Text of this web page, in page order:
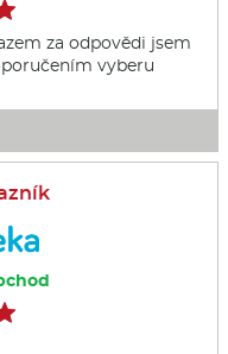
za odpovědi jsem
vyberu